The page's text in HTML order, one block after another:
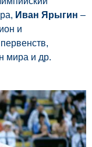
Иван Ярыгин –
и
мира и др.